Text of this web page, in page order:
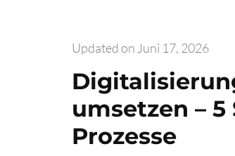
Updated on Juni 17, 2026
umsetzen –
Prozesse